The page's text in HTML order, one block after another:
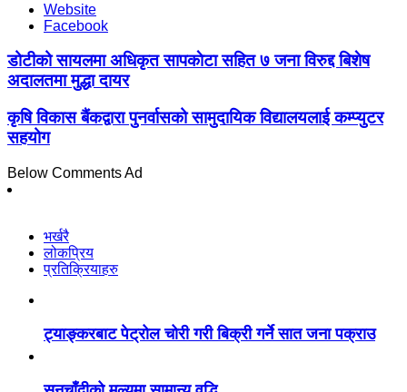
Website
Facebook
डोटीको सायलमा अधिकृत सापकाेटा सहित ७ जना विरुद्द बिशेष
अदालतमा मुद्धा दायर
कृषि विकास बैंकद्वारा पुनर्वासको सामुदायिक विद्यालयलाई कम्प्युटर
सहयोग
Below Comments Ad
भर्खरै
लोकप्रिय
प्रतिक्रियाहरु
ट्याङ्करबाट पेट्रोल चोरी गरी बिक्री गर्ने सात जना पक्राउ